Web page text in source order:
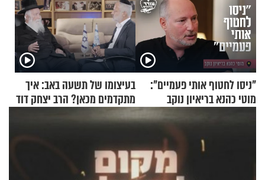
"ניסו לחטוף אותי פעמיים":
מוטי כהנא בריאיון נוקב
בעיצומו של תשעה באב: איך
מתקדמים מכאן? הרב יצחק דוד
גרוסמן בשיחה מיוחדת